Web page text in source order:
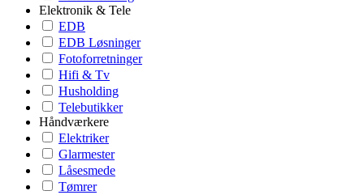
Elektronik & Tele
EDB
EDB Løsninger
Fotoforretninger
Hifi & Tv
Husholding
Telebutikker
Håndværkere
Elektriker
Glarmester
Låsesmede
Tømrer